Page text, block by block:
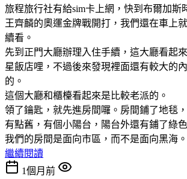
旅程旅行社有給sim卡上網，快到布爾加斯
王齊麟的奧運金牌戰開打，我們還在車上
續看。
先到正門大廳辦理入住手續，這大廳看起
星飯店哩，不過後來發現裡面還有較大的
的。
這個大廳和櫃檯看起來是比較老派的。
領了鑰匙，就先進房間囉。房間鋪了地毯
有點舊，有個小陽台，陽台外還有鋪了綠
我們的房間是面向市區，而不是面向黑海。
繼續閱讀
1個月前